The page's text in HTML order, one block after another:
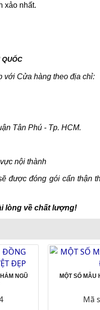
xảo nhất.
QUỐC
với Cửa hàng theo địa chỉ:
Tân Phú - Tp. HCM.
nội thành
được đóng gói cẩn thận
lòng về chất lượng!
NGŨ
MỘT SỐ MẪU
Mã